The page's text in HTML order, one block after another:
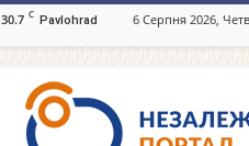
30.7 C Pavlohrad 6 Серпня 2026,
портал